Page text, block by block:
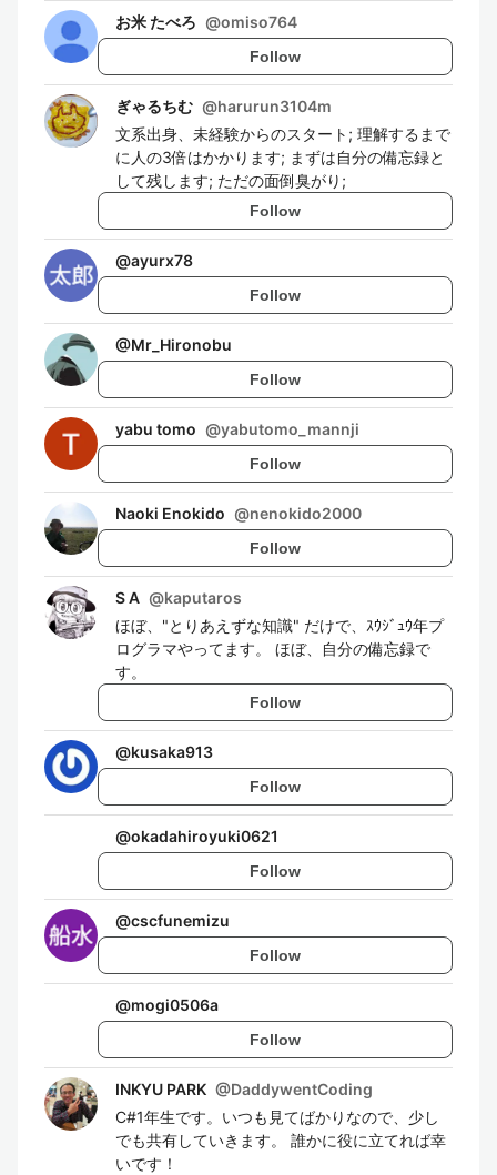
お米 たべろ @omiso764
Follow
ぎゃるちむ @harurun3104m
文系出身、未経験からのスタート; 理解するまで
に人の3倍はかかります; まずは自分の備忘録と
して残します; ただの面倒臭がり;
Follow
@ayurx78
Follow
@Mr_Hironobu
Follow
yabu tomo @yabutomo_mannji
Follow
Naoki Enokido @nenokido2000
Follow
S A @kaputaros
ほぼ、"とりあえずな知識" だけで、ｽｳｼﾞｭｳ年プ
ログラマやってます。 ほぼ、自分の備忘録で
す。
Follow
@kusaka913
Follow
@okadahiroyuki0621
Follow
@cscfunemizu
Follow
@mogi0506a
Follow
INKYU PARK @DaddywentCoding
C#1年生です。いつも見てばかりなので、少し
でも共有していきます。 誰かに役に立てれば幸
いです！